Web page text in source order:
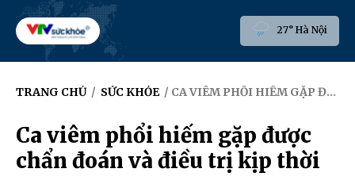
27° Hà Nội
TRANG CHỦ / SỨC KHỎE / CA VIÊM PHỔI HIẾM GẶP ĐƯỢC CHẨN ĐOÁN VÀ ĐIỀU TRỊ KỊP THỜI
Ca viêm phổi hiếm gặp được
chẩn đoán và điều trị kịp thời